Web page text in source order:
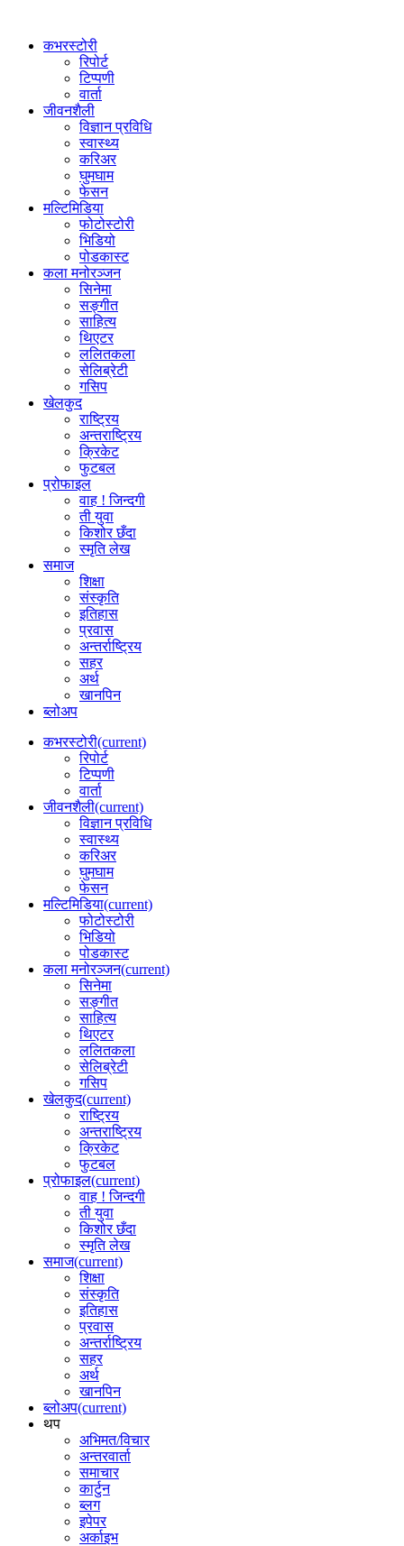
कभरस्टोरी
रिपोर्ट
टिप्पणी
वार्ता
जीवनशैली
विज्ञान प्रविधि
स्वास्थ्य
करिअर
घुमघाम
फेसन
मल्टिमिडिया
फोटोस्टोरी
भिडियो
पोडकास्ट
कला मनोरञ्जन
सिनेमा
सङ्गीत
साहित्य
थिएटर
ललितकला
सेलिब्रेटी
गसिप
खेलकुद
राष्ट्रिय
अन्तराष्ट्रिय
क्रिकेट
फुटबल
प्रोफाइल
वाह ! जिन्दगी
ती युवा
किशोर छँदा
स्मृति लेख
समाज
शिक्षा
संस्कृति
इतिहास
प्रवास
अन्तर्राष्ट्रिय
सहर
अर्थ
खानपिन
ब्लोअप
कभरस्टोरी(current)
रिपोर्ट
टिप्पणी
वार्ता
जीवनशैली(current)
विज्ञान प्रविधि
स्वास्थ्य
करिअर
घुमघाम
फेसन
मल्टिमिडिया(current)
फोटोस्टोरी
भिडियो
पोडकास्ट
कला मनोरञ्जन(current)
सिनेमा
सङ्गीत
साहित्य
थिएटर
ललितकला
सेलिब्रेटी
गसिप
खेलकुद(current)
राष्ट्रिय
अन्तराष्ट्रिय
क्रिकेट
फुटबल
प्रोफाइल(current)
वाह ! जिन्दगी
ती युवा
किशोर छँदा
स्मृति लेख
समाज(current)
शिक्षा
संस्कृति
इतिहास
प्रवास
अन्तर्राष्ट्रिय
सहर
अर्थ
खानपिन
ब्लोअप(current)
थप
अभिमत/विचार
अन्तरवार्ता
समाचार
कार्टुन
ब्लग
इपेपर
अर्काइभ